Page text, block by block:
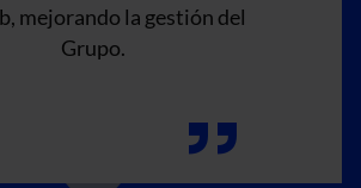
mejorando la gestión del
Grupo.